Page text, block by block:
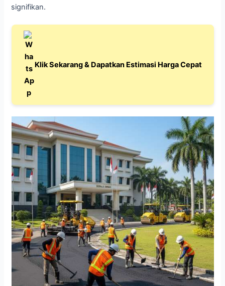
signifikan.
Klik Sekarang & Dapatkan Estimasi Harga Cepat